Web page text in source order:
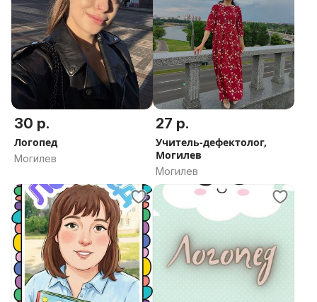
30 р.
Логопед
Могилев
27 р.
Учитель-дефектолог,
Могилев
Могилев